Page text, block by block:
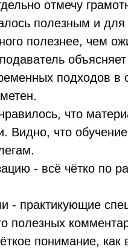
отмечу
полезным и
полезнее, чем
подходов
что
Видно, что
- всё чётко по
- практикующие
полезных
понимание,